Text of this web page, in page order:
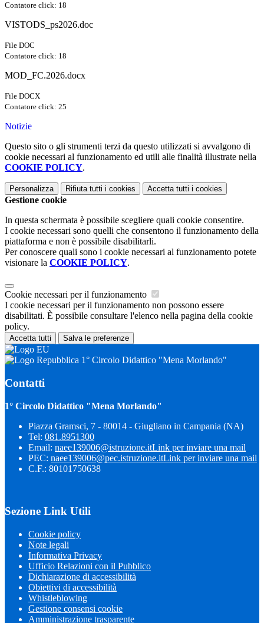
Contatore click: 18
VISTODS_ps2026.doc
File DOC
Contatore click: 18
MOD_FC.2026.docx
File DOCX
Contatore click: 25
Notizie
Questo sito o gli strumenti terzi da questo utilizzati si avvalgono di
cookie necessari al funzionamento ed utili alle finalità illustrate nella
COOKIE POLICY.
Personalizza Rifiuta tutti i cookies Accetta tutti i cookies
Gestione cookie
In questa schermata è possibile scegliere quali cookie consentire.
I cookie necessari sono quelli che consentono il funzionamento della
piattaforma e non è possibile disabilitarli.
Per conoscere quali sono i cookie necessari al funzionamento potete
visionare la COOKIE POLICY.
Cookie necessari per il funzionamento
I cookie necessari per il funzionamento non possono essere
disabilitati. È possibile consultare l'elenco nella pagina della cookie
policy.
Accetta tutti Salva le preferenze
1° Circolo Didattico "Mena Morlando"
Contatti
1° Circolo Didattico "Mena Morlando"
Piazza Gramsci, 7 - 80014 - Giugliano in Campania (NA)
Tel: 081.8951300
Email: naee139006@istruzione.itLink per inviare una mail
PEC: naee139006@pec.istruzione.itLink per inviare una mail
C.F.: 80101750638
Sezione Link Utili
Cookie policy
Note legali
Informativa Privacy
Ufficio Relazioni con il Pubblico
Dichiarazione di accessibilità
Obiettivi di accessibilità
Whistleblowing
Gestione consensi cookie
Amministrazione trasparente